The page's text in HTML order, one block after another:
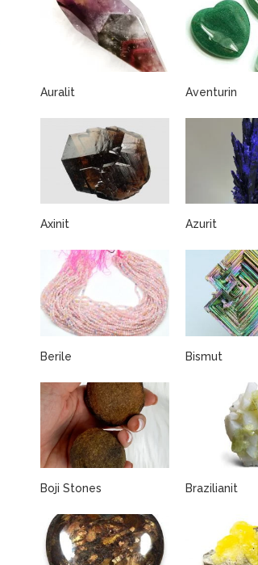
Auralit Aventurin
Axinit Azurit
Berile Bismut
Boji Stones Brazilianit